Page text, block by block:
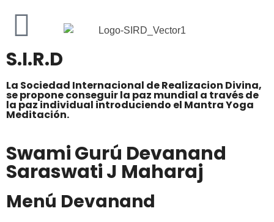
S.I.R.D
La Sociedad Internacional de Realizacion Divina,
se propone conseguir la paz mundial a través de
la paz individual introduciendo el Mantra Yoga
Meditación.
Swami Gurú Devanand
Saraswati J Maharaj
Menú Devanand